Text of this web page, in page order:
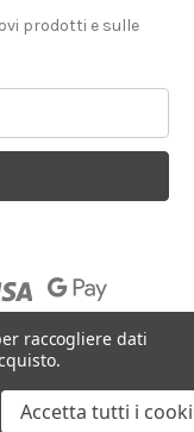
prodotti e sulle
raccogliere dati
Accetta tutti i